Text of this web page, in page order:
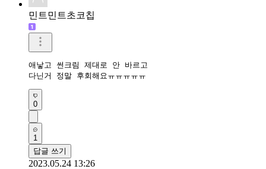
민트민트초코칩
애낳고 썬크림 제대로 안 바르고
다닌거 정말 후회해요ㅠㅠㅠㅠㅠ
0
1
답글 쓰기
2023.05.24 13:26